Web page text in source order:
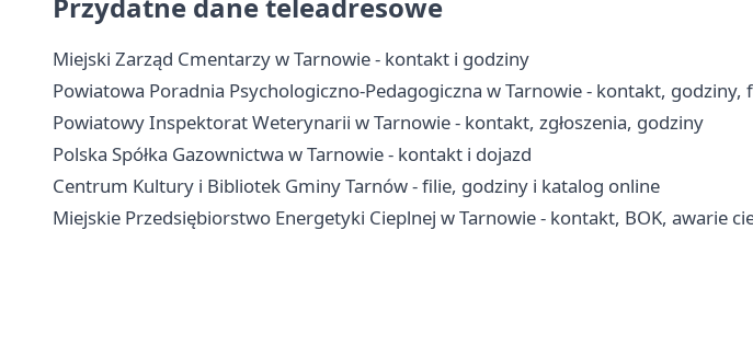
Miejski Zarząd Cmentarzy w Tarnowie - kontakt i godziny
Powiatowa Poradnia Psychologiczno-Pedagogiczna w Tarnowie - kontakt, godziny,
Powiatowy Inspektorat Weterynarii w Tarnowie - kontakt, zgłoszenia, godziny
Polska Spółka Gazownictwa w Tarnowie - kontakt i dojazd
Centrum Kultury i Bibliotek Gminy Tarnów - filie, godziny i katalog online
Miejskie Przedsiębiorstwo Energetyki Cieplnej w Tarnowie - kontakt, BOK, awarie